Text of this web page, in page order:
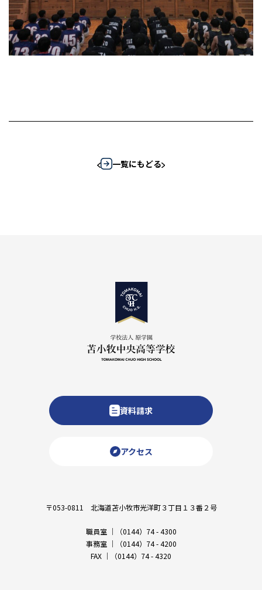
一覧にもどる
資料請求
アクセス
〒053-0811 北海道苫小牧市光洋町３丁目１３番２号
職員室 ｜（0144）74 - 4300
事務室 ｜（0144）74 - 4200
FAX ｜（0144）74 - 4320